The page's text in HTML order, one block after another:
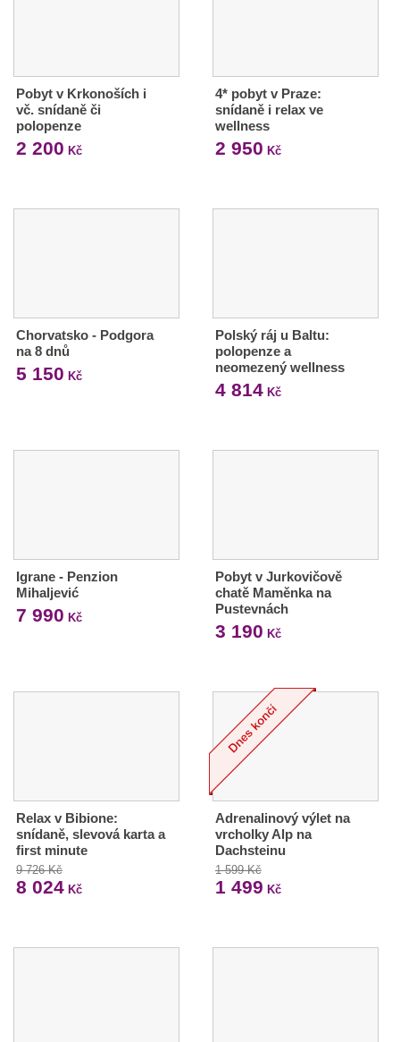
Pobyt v Krkonoších i
vč. snídaně či
polopenze
2 200 Kč
4* pobyt v Praze:
snídaně i relax ve
wellness
2 950 Kč
Chorvatsko - Podgora
na 8 dnů
5 150 Kč
Polský ráj u Baltu:
polopenze a
neomezený wellness
4 814Kč
Igrane - Penzion
Mihaljević
7 990 Kč
Pobyt v Jurkovičově
chatě Maměnka na
Pustevnách
3 190 Kč
Relax v Bibione:
snídaně, slevová karta a
first minute
9 726 Kč
8 024 Kč
Adrenalinový výlet na
vrcholky Alp na
Dachsteinu
1 599 Kč
1 499 Kč